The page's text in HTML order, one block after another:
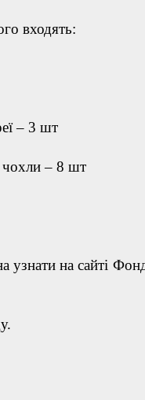
входять:
– 3 шт
чохли – 8 шт
узнати на сайті